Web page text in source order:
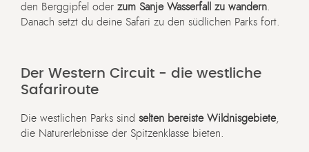
den Berggipfel oder zum Sanje Wasserfall zu wandern
Danach setzt du deine Safari zu den südlichen Parks fort.
Der Western Circuit - die westliche
Safariroute
Die westlichen Parks sind selten bereiste Wildnisgebiete,
die Naturerlebnisse der Spitzenklasse bieten.